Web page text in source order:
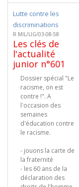
Lutte contre les
discriminations
R MIL/LIG/03-08-58
Les clés de
l'actualité
junior n°601
Dossier spécial "Le
racisme, on est
contre !". A
l'occasion des
semaines
d'éducation contre
le racisme.
- jouons la carte de
la fraternité
- les 60 ans de la
déclaration des